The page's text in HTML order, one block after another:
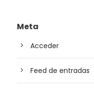
Meta
Acceder
Feed de entradas